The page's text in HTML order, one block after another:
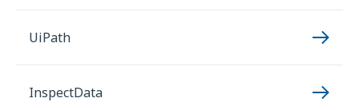
UiPath
InspectData